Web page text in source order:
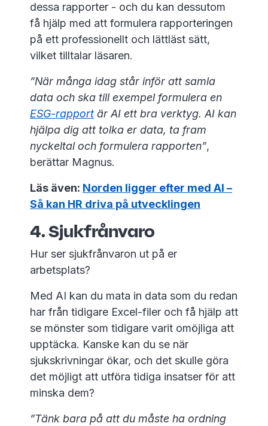
dessa rapporter - och du kan dessutom
få hjälp med att formulera rapporteringen
på ett professionellt och lättläst sätt,
vilket tilltalar läsaren.
”När många idag står inför att samla
data och ska till exempel formulera en
ESG-rapport är AI ett bra verktyg. AI kan
hjälpa dig att tolka er data, ta fram
nyckeltal och formulera rapporten”,
berättar Magnus.
Läs även: Norden ligger efter med AI –
Så kan HR driva på utvecklingen
4. Sjukfrånvaro
Hur ser sjukfrånvaron ut på er
arbetsplats?
Med AI kan du mata in data som du redan
har från tidigare Excel-filer och få hjälp att
se mönster som tidigare varit omöjliga att
upptäcka. Kanske kan du se när
sjukskrivningar ökar, och det skulle göra
det möjligt att utföra tidiga insatser för att
minska dem?
”Tänk bara på att du måste ha ordning